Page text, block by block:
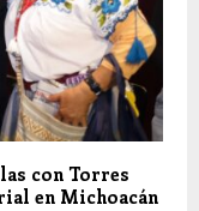
con Torres
en Michoacán